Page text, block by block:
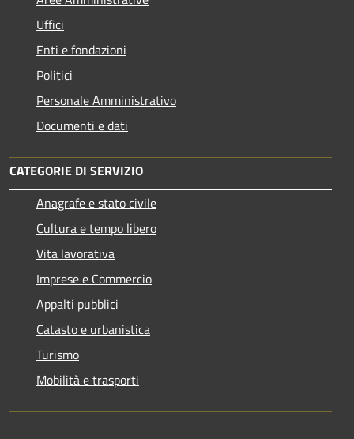
Uffici
Enti e fondazioni
Politici
Personale Amministrativo
Documenti e dati
CATEGORIE DI SERVIZIO
Anagrafe e stato civile
Cultura e tempo libero
Vita lavorativa
Imprese e Commercio
Appalti pubblici
Catasto e urbanistica
Turismo
Mobilità e trasporti